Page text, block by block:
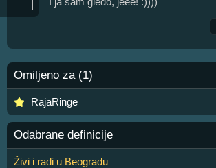
Omiljeno za (1)
RajaRinge
Odabrane definicije
Živi i radi u Beogradu